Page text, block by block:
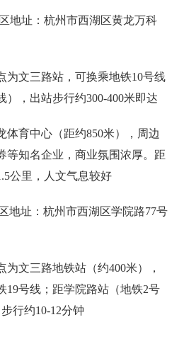
地址：杭州市西湖区黄龙万科
为‌文三路站‌，可换乘‌地铁10号线‌
），出站步行约300-400米即达
体育中心‌（距约850米），周边
等知名企业，商业氛围浓厚。距
公里，人文气息较好
地址：杭州市西湖区学院路77号
为‌文三路地铁站‌（约400米），
19号线‌；距‌学院路站‌（地铁2号
行约10-12分钟